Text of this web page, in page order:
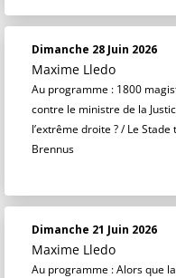
Dimanche 28 Juin 2026
Maxime Lledo
Au programme : 1800
contre le ministre de la
l’extrême droite ? / Le
Brennus
Dimanche 21 Juin 2026
Maxime Lledo
Au programme : Alors que